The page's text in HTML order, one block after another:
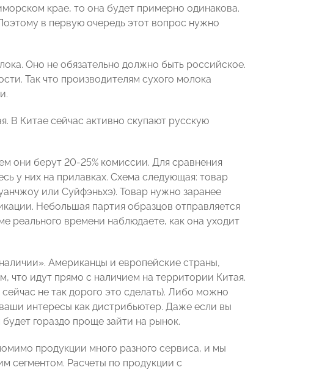
крае, то она будет примерно одинакова.
в первую очередь этот вопрос нужно
Оно не обязательно должно быть российское.
Так что производителям сухого молока
В Китае сейчас активно скупают русскую
они берут 20-25% комиссии. Для сравнения
у них на прилавках. Схема следующая: товар
или Суйфэньхэ). Товар нужно заранее
Небольшая партия образцов отправляется
времени наблюдаете, как она уходит
Американцы и европейские страны,
что идут прямо с наличием на территории Китая.
не так дорого это сделать). Либо можно
интересы как дистрибьютер. Даже если вы
гораздо проще зайти на рынок.
продукции много разного сервиса, и мы
сегментом. Расчеты по продукции с